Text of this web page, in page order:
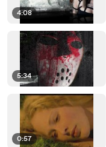
4:08
5:34
0:57